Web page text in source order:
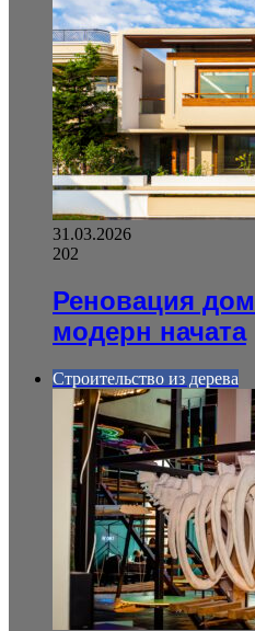
31.03.2026
202
Реновация
модерн начата
Строительство из дерева